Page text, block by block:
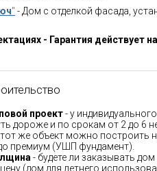
" - Дом с отделкой фасада,
- Гарантия действует
проект- у
дороже и по срокам от 2 до 6
же объект можно построить
премиум (УШП фундамент).
- будете ли заказывать
(дом для летнего